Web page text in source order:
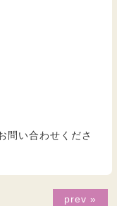
問い合わせくださ
prev »